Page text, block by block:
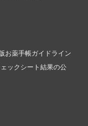
お薬手帳ガイドライン
ックシート結果の公